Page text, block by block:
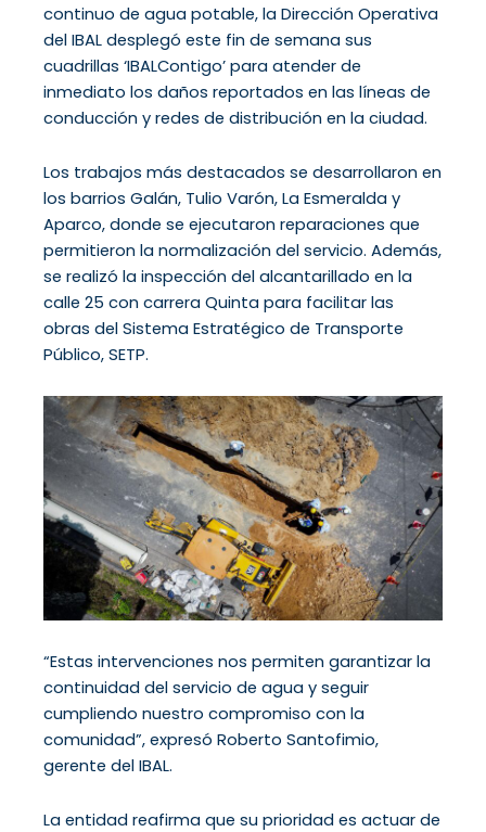
continuo de agua potable, la Dirección Operativa
del IBAL desplegó este fin de semana sus
cuadrillas ‘IBALContigo’ para atender de
inmediato los daños reportados en las líneas de
conducción y redes de distribución en la ciudad.
Los trabajos más destacados se desarrollaron en
los barrios Galán, Tulio Varón, La Esmeralda y
Aparco, donde se ejecutaron reparaciones que
permitieron la normalización del servicio. Además,
se realizó la inspección del alcantarillado en la
calle 25 con carrera Quinta para facilitar las
obras del Sistema Estratégico de Transporte
Público, SETP.
“Estas intervenciones nos permiten garantizar la
continuidad del servicio de agua y seguir
cumpliendo nuestro compromiso con la
comunidad”, expresó Roberto Santofimio,
gerente del IBAL.
La entidad reafirma que su prioridad es actuar de